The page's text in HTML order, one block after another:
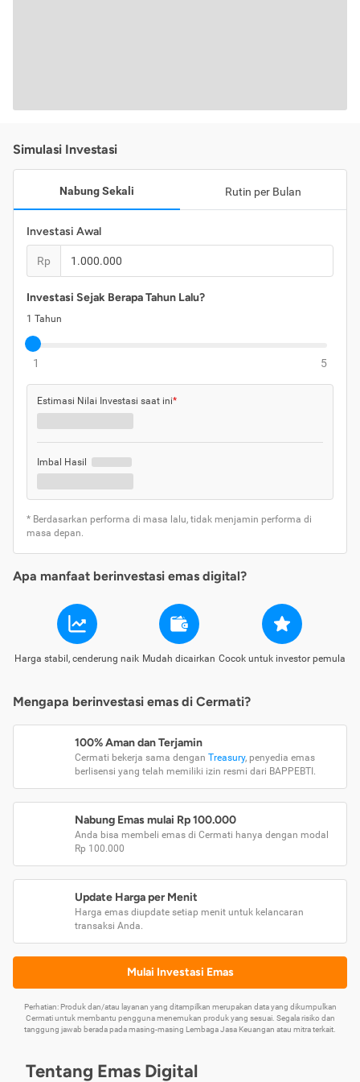
Simulasi Investasi
Nabung Sekali Rutin per Bulan
Investasi Awal
Rp
Investasi Sejak Berapa Tahun Lalu?
1 Tahun
1 5
Estimasi Nilai Investasi saat ini*
Imbal Hasil
* Berdasarkan performa di masa lalu, tidak menjamin performa di
masa depan.
Apa manfaat berinvestasi emas digital?
Harga stabil, cenderung naik Mudah dicairkan Cocok untuk investor pemula
Mengapa berinvestasi emas di Cermati?
100% Aman dan Terjamin
Cermati bekerja sama dengan Treasury, penyedia emas
berlisensi yang telah memiliki izin resmi dari BAPPEBTI.
Nabung Emas mulai Rp 100.000
Anda bisa membeli emas di Cermati hanya dengan modal
Rp 100.000
Update Harga per Menit
Harga emas diupdate setiap menit untuk kelancaran
transaksi Anda.
Mulai Investasi Emas
Perhatian: Produk dan/atau layanan yang ditampilkan merupakan data yang dikumpulkan
Cermati untuk membantu pengguna menemukan produk yang sesuai. Segala risiko dan
tanggung jawab berada pada masing-masing Lembaga Jasa Keuangan atau mitra terkait.
Tentang Emas Digital